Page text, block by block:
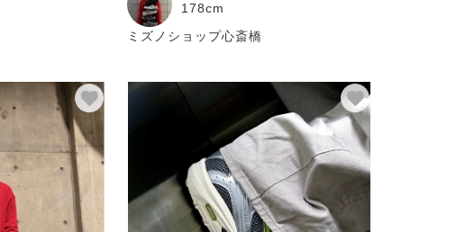
178cm
ミズノショップ心斎橋